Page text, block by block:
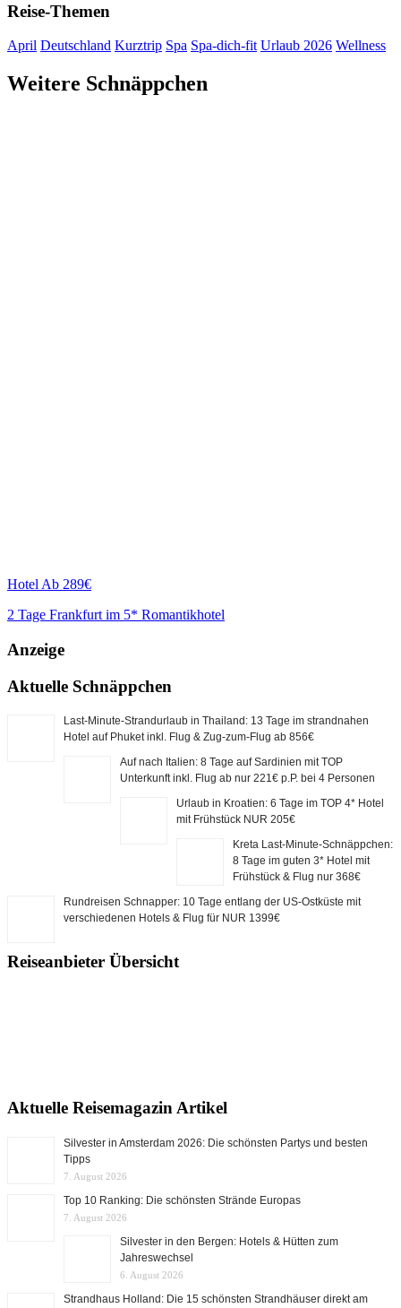
Reise-Themen
April Deutschland Kurztrip Spa Spa-dich-fit Urlaub 2026 Wellness
Weitere Schnäppchen
Hotel Ab 289€
2 Tage Frankfurt im 5* Romantikhotel
Anzeige
Aktuelle Schnäppchen
Last-Minute-Strandurlaub in Thailand: 13 Tage im strandnahen
Hotel auf Phuket inkl. Flug & Zug-zum-Flug ab 856€
Auf nach Italien: 8 Tage auf Sardinien mit TOP
Unterkunft inkl. Flug ab nur 221€ p.P. bei 4 Personen
Urlaub in Kroatien: 6 Tage im TOP 4* Hotel
mit Frühstück NUR 205€
Kreta Last-Minute-Schnäppchen:
8 Tage im guten 3* Hotel mit
Frühstück & Flug nur 368€
Rundreisen Schnapper: 10 Tage entlang der US-Ostküste mit
verschiedenen Hotels & Flug für NUR 1399€
Reiseanbieter Übersicht
Aktuelle Reisemagazin Artikel
Silvester in Amsterdam 2026: Die schönsten Partys und besten
Tipps
7. August 2026
Top 10 Ranking: Die schönsten Strände Europas
7. August 2026
Silvester in den Bergen: Hotels & Hütten zum
Jahreswechsel
6. August 2026
Strandhaus Holland: Die 15 schönsten Strandhäuser direkt am